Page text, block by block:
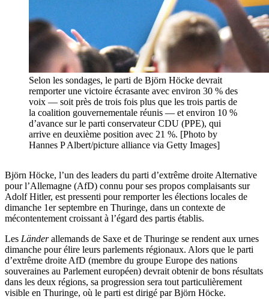
Selon les sondages, le parti de Björn Höcke devrait
remporter une victoire écrasante avec environ 30 % des
voix — soit près de trois fois plus que les trois partis de
la coalition gouvernementale réunis — et environ 10 %
d’avance sur le parti conservateur CDU (PPE), qui
arrive en deuxième position avec 21 %. [Photo by
Hannes P Albert/picture alliance via Getty Images]
Björn Höcke, l’un des leaders du parti d’extrême droite Alternative
pour l’Allemagne (AfD) connu pour ses propos complaisants sur
Adolf Hitler, est pressenti pour remporter les élections locales de
dimanche 1er septembre en Thuringe, dans un contexte de
mécontentement croissant à l’égard des partis établis.
Les Länderallemands de Saxe et de Thuringe se rendent aux urnes
dimanche pour élire leurs parlements régionaux. Alors que le parti
d’extrême droite AfD (membre du groupe Europe des nations
souveraines au Parlement européen) devrait obtenir de bons résultats
dans les deux régions, sa progression sera tout particulièrement
visible en Thuringe, où le parti est dirigé par Björn Höcke.